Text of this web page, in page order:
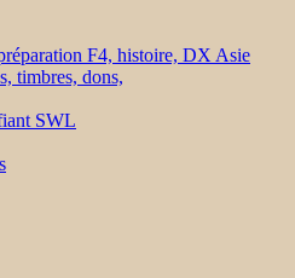
F4, histoire, DX Asie
timbres, dons,
SWL